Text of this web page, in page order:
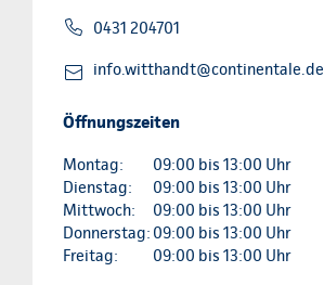
0431 204701
info.witthandt@continentale.de
Öffnungszeiten
Montag:
09:00 bis 13:00 Uhr
Dienstag:
09:00 bis 13:00 Uhr
Mittwoch:
09:00 bis 13:00 Uhr
Donnerstag: 09:00 bis 13:00 Uhr
Freitag:
09:00 bis 13:00 Uhr